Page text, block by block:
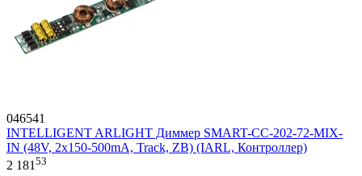
046541
INTELLIGENT ARLIGHT Диммер SMART-CC-202-72-MIX-
IN (48V, 2x150-500mA, Track, ZB) (IARL, Контроллер)
2 18153